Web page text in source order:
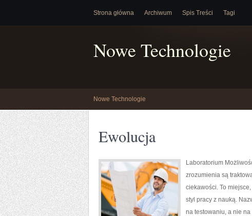
Strona główna Archiwum Spis Treści Tagi
Nowe Technologie
Nowe Technologie
Ewolucja
Laboratorium
zrozumienia są
ciekawości. To
styl pracy z nauką.
na testowaniu, a nie